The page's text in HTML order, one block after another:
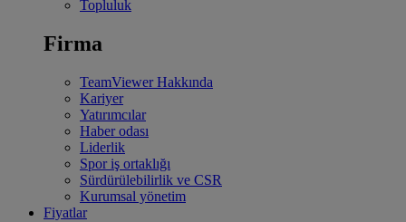
Topluluk
Firma
TeamViewer Hakkında
Kariyer
Yatırımcılar
Haber odası
Liderlik
Spor iş ortaklığı
Sürdürülebilirlik ve CSR
Kurumsal yönetim
Fiyatlar